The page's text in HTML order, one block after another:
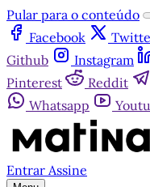
Pular para o conteúdo
Facebook
Github
Instagram
Pinterest
Reddit
Whatsapp
Entrar Assine